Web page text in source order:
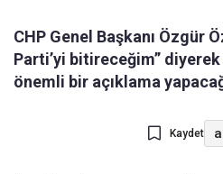
CHP Genel Başkanı Özgür
Parti’yi bitireceğim” diyerek
önemli bir açıklama
Kaydet